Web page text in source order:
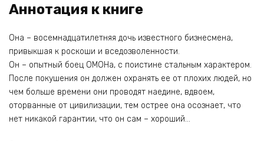
Аннотация к книге
Она – восемнадцатилетняя дочь известного бизнесмена,
привыкшая к роскоши и вседозволенности.
Он – опытный боец ОМОНа, с поистине стальным характером.
После покушения он должен охранять ее от плохих людей, но
чем больше времени они проводят наедине, вдвоем,
оторванные от цивилизации, тем острее она осознает, что
нет никакой гарантии, что он сам – хороший…